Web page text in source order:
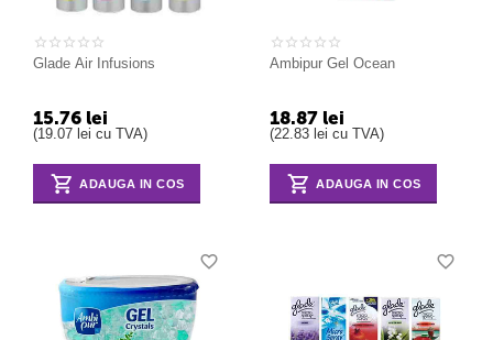
Glade Air Infusions
15.76 lei
(19.07 lei cu TVA)
ADAUGA IN COS
Ambipur Gel Ocean
18.87 lei
(22.83 lei cu TVA)
ADAUGA IN COS